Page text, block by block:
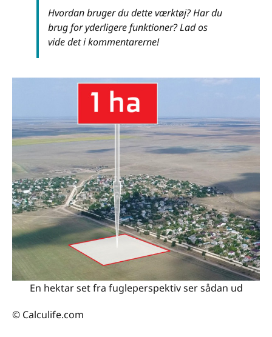
Hvordan bruger du dette værktøj? Har du
brug for yderligere funktioner? Lad os
vide det i kommentarerne!
En hektar set fra fugleperspektiv ser sådan ud
© Calculife.com